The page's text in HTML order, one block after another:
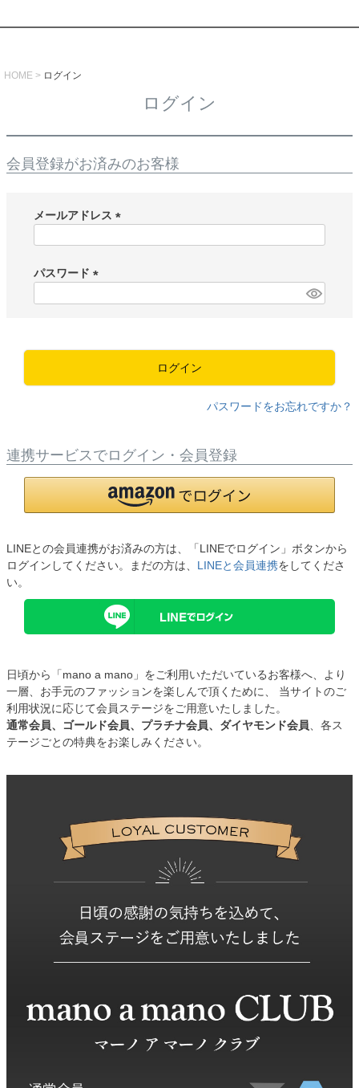
HOME ログイン
ログイン
会員登録がお済みのお客様
メールアドレス
)
パスワード
ログイン
パスワードをお忘れですか？
連携サービスでログイン・会員登録
LINEとの会員連携がお済みの方は、「LINEでログイン」ボタンから
ログインしてください。まだの方は、 LINEと会員連携をしてくださ
い。
日頃から「mano a mano」をご利用いただいているお客様へ、より
一層、お手元のファッションを楽しんで頂くために、 当サイトのご
利用状況に応じて会員ステージをご用意いたしました。
通常会員、ゴールド会員、プラチナ会員、ダイヤモンド会員、各ス
テージごとの特典をお楽しみください。